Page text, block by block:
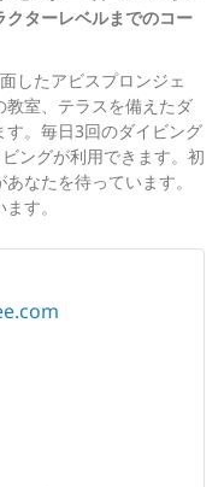
ターレベルまでのコー
したアビスプロンジェ
室、テラスを備えたダ
。毎日3回のダイビング
ングが利用できます。初
なたを待っています。
す。